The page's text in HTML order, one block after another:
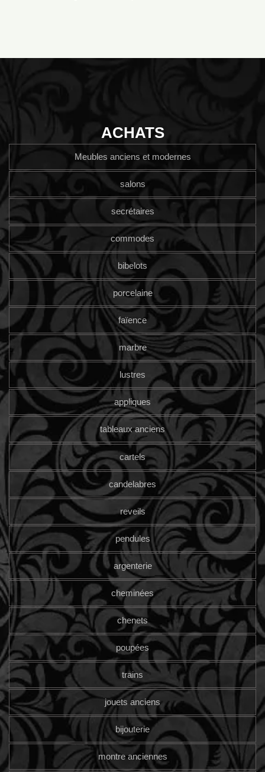
ACHATS
Meubles anciens et modernes
salons
secrétaires
commodes
bibelots
porcelaine
faïence
marbre
lustres
appliques
tableaux anciens
cartels
candelabres
reveils
pendules
argenterie
cheminées
chenets
poupées
trains
jouets anciens
bijouterie
montre anciennes